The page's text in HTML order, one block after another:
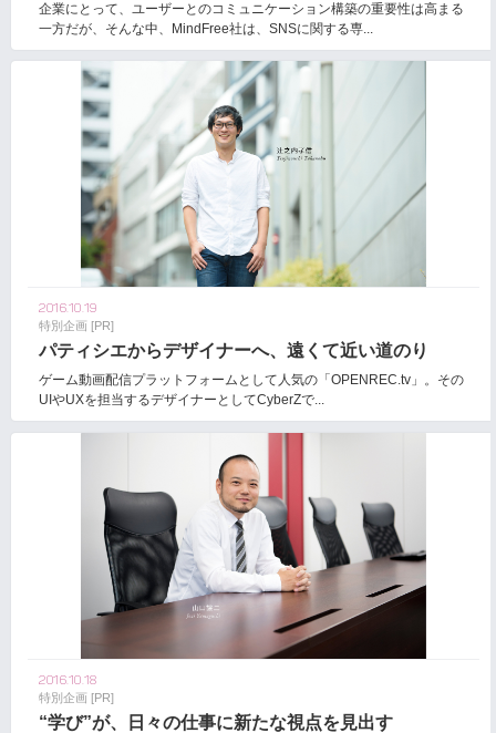
企業にとって、ユーザーとのコミュニケーション構築の重要性は高まる
一方だが、そんな中、MindFree社は、SNSに関する専...
2016.10.19
特別企画 [PR]
パティシエからデザイナーへ、遠くて近い道のり
ゲーム動画配信プラットフォームとして人気の「OPENREC.tv」。その
UIやUXを担当するデザイナーとしてCyberZで...
2016.10.18
特別企画 [PR]
“学び”が、日々の仕事に新たな視点を見出す